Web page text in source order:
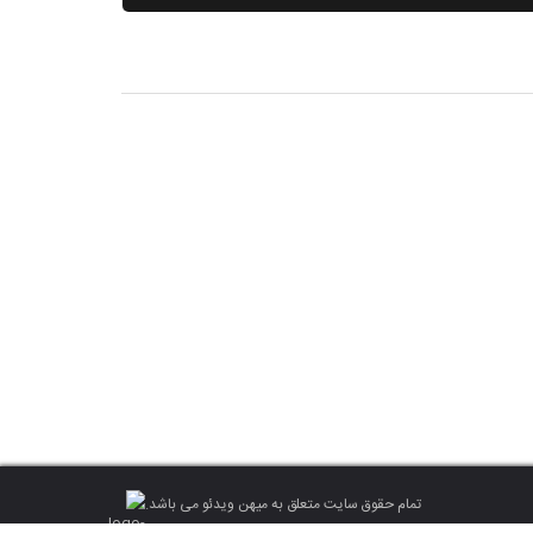
تمام حقوق سایت متعلق به میهن ویدئو می باشد.